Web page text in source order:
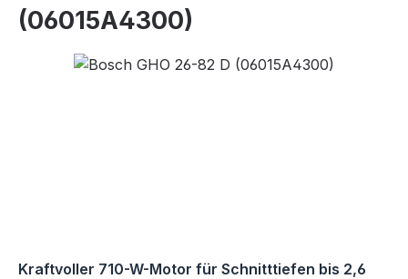
(06015A4300)
Bildergalerie überspringen
Kraftvoller 710-W-Motor für Schnitttiefen bis 2,6